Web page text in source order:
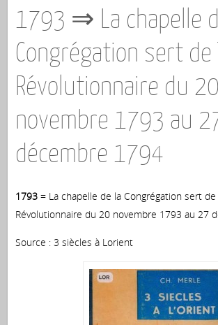
1793 ⇒ La chapelle
Congrégation sert de
Révolutionnaire du 20
novembre 1793 au
décembre 1794
1793= La chapelle de la Congrégation sert de
Révolutionnaire du 20 novembre 1793 au 27
Source : 3 siècles à Lorient